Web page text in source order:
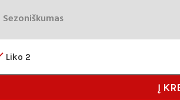
Sezoniškumas
Liko 2
Į